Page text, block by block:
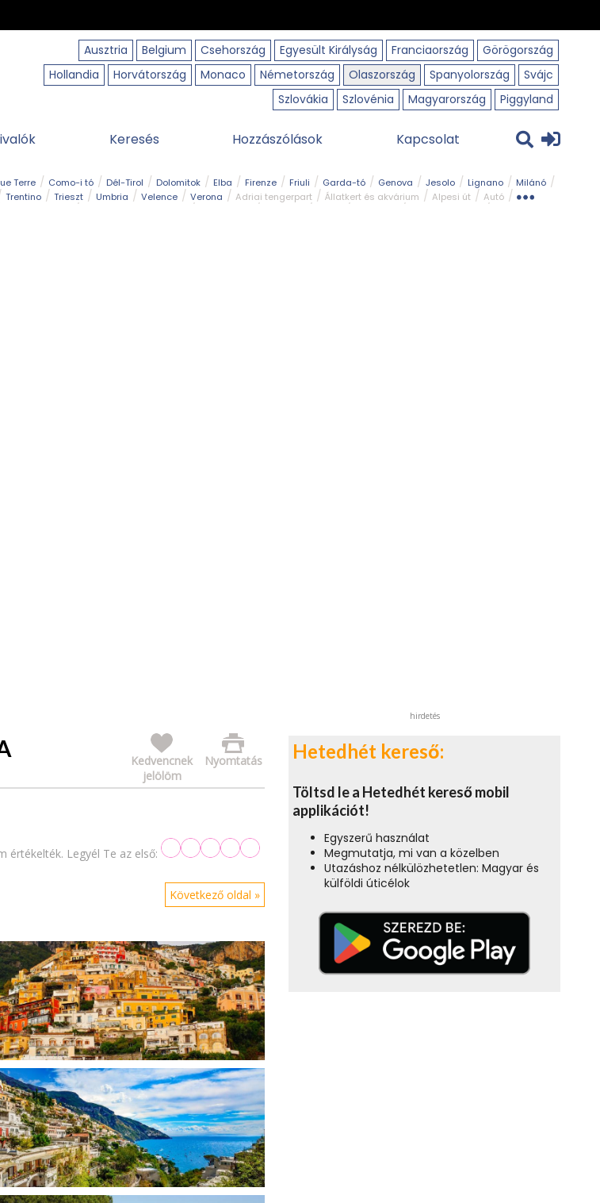
Ausztria
Belgium Csehország Egyesült Királyság Franciaország
Görögország
Hollandia
Horvátország Monaco Németország Olaszország Spanyolország
Svájc
Szlovákia
Szlovénia Magyarország Piggyland
Keresés Hozzászólások Kapcsolat
Terre Como-i tó Dél-Tirol Dolomitok Elba Firenze Friuli Garda-tó Genova Jesolo Lignano
Milánó
Trentino Trieszt Umbria Velence Verona Adriai tengerpart Állatkert és akvárium Alpesi út
Autó
Nyomtatás
Kedvencnek
jelölöm
értékelték. Legyél Te az első:
Következő oldal »
hirdetés
Hetedhét kereső:
Töltsd le a Hetedhét kereső mobil
applikációt!
Egyszerű használat
Megmutatja, mi van a közelben
Utazáshoz nélkülözhetetlen: Magyar és
külföldi úticélok